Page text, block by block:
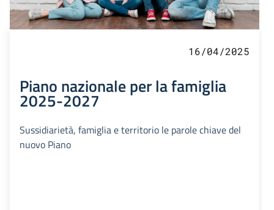
16/04/2025
Piano nazionale per la famiglia
2025-2027
Sussidiarietà, famiglia e territorio le parole chiave del
nuovo Piano